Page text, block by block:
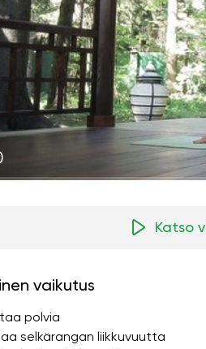
Katso
vaikutus
polvia
selkärangan liikkuvuutta